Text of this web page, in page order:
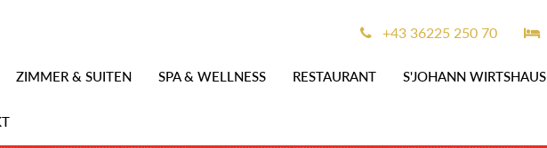
ZIMMER & SUITEN SPA & WELLNESS RESTAURANT S'JOHANN WIRTSHAUS
+43 36225 250 70